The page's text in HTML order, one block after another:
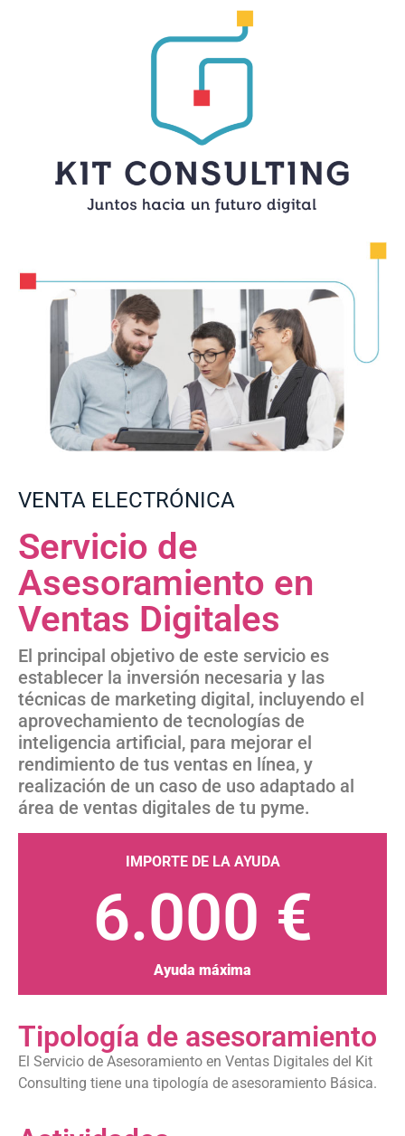
VENTA ELECTRÓNICA
Servicio de
Asesoramiento en
Ventas Digitales
El principal objetivo de este servicio es
establecer la inversión necesaria y las
técnicas de marketing digital, incluyendo el
aprovechamiento de tecnologías de
inteligencia artificial, para mejorar el
rendimiento de tus ventas en línea, y
realización de un caso de uso adaptado al
área de ventas digitales de tu pyme.
IMPORTE DE LA AYUDA
6.000 €
Ayuda máxima
Tipología de asesoramiento
El Servicio de Asesoramiento en Ventas Digitales del Kit
Consulting tiene una tipología de asesoramiento Básica.